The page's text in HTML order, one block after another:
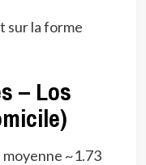
sur la forme
– Los
~1.73